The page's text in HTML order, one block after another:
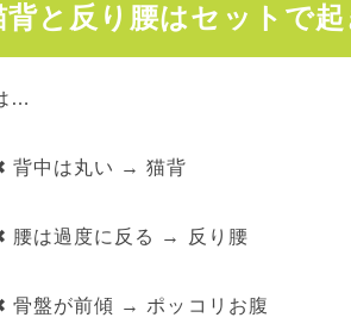
背と反り腰はセットで起
…
背中は丸い → 猫背
腰は過度に反る → 反り腰
骨盤が前傾 → ポッコリお腹